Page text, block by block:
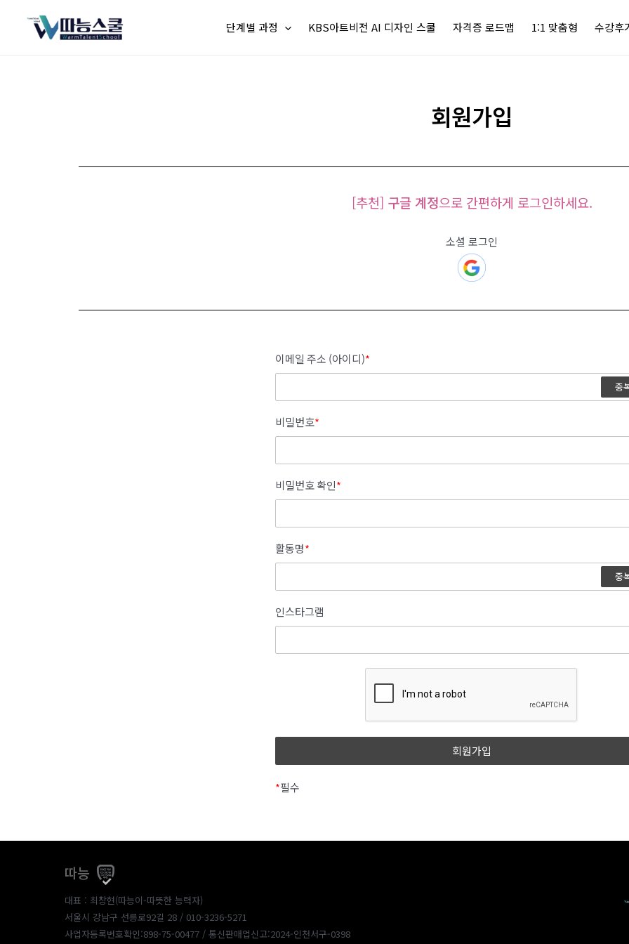
단계별 과정 KBS아트비전 AI 디자인 스쿨 자격증 로드맵 1:1 맞춤형 수강후
회원가입
[추천] 구글 계정으로 간편하게 로그인하세요.
소셜 로그인
이메일 주소 (아이디)*
중
비밀번호*
비밀번호 확인*
활동명*
중
인스타그램
*필수
따능
대표 : 최창현(따능이-따뜻한 능력자)
서울시 강남구 선릉로92길 28 / 010-3236-5271
사업자등록번호확인:898-75-00477 / 통신판매업신고:2024-인천서구-0398